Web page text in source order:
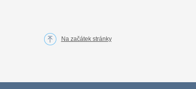
Na začátek stránky